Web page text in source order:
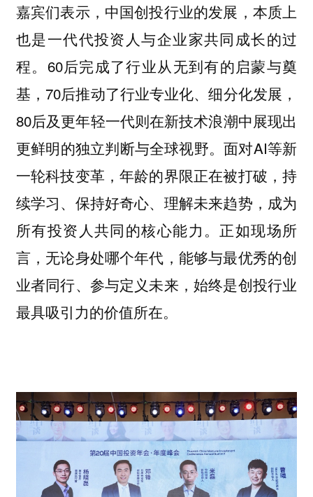
嘉宾们表示，中国创投行业的发展，本质上
也是一代代投资人与企业家共同成长的过
程。60后完成了行业从无到有的启蒙与奠
基，70后推动了行业专业化、细分化发展，
80后及更年轻一代则在新技术浪潮中展现出
更鲜明的独立判断与全球视野。面对AI等新
一轮科技变革，年龄的界限正在被打破，持
续学习、保持好奇心、理解未来趋势，成为
所有投资人共同的核心能力。正如现场所
言，无论身处哪个年代，能够与最优秀的创
业者同行、参与定义未来，始终是创投行业
最具吸引力的价值所在。